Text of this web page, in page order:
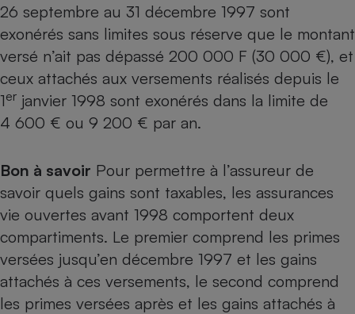
26 septembre au 31 décembre 1997 sont
exonérés sans limites sous réserve que le montant
versé n’ait pas dépassé 200 000 F (30 000 €), et
ceux attachés aux versements réalisés depuis le
1er janvier 1998 sont exonérés dans la limite de
4 600 € ou 9 200 € par an.
Bon à savoir Pour permettre à l’assureur de
savoir quels gains sont taxables, les assurances
vie ouvertes avant 1998 comportent deux
compartiments. Le premier comprend les primes
versées jusqu’en décembre 1997 et les gains
attachés à ces versements, le second comprend
les primes versées après et les gains attachés à